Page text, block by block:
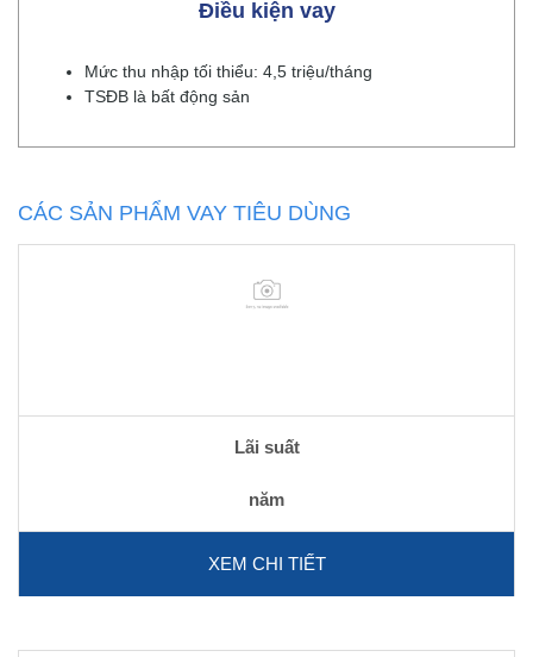
Điều kiện vay
Mức thu nhập tối thiểu: 4,5 triệu/tháng
TSĐB là bất động sản
CÁC SẢN PHẨM VAY TIÊU DÙNG
Lãi suất
năm
XEM CHI TIẾT